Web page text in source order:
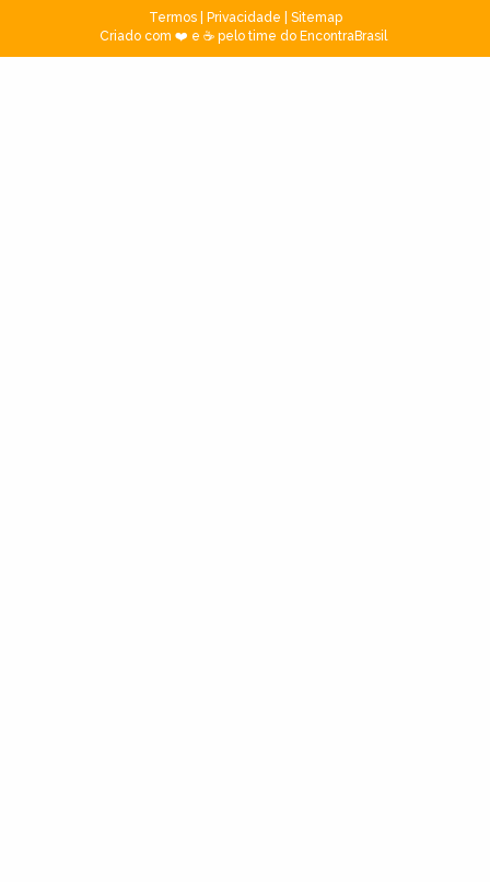
Termos| Privacidade
Sitemap
Criado com ❤️ e ☕ pelo time do EncontraBrasil